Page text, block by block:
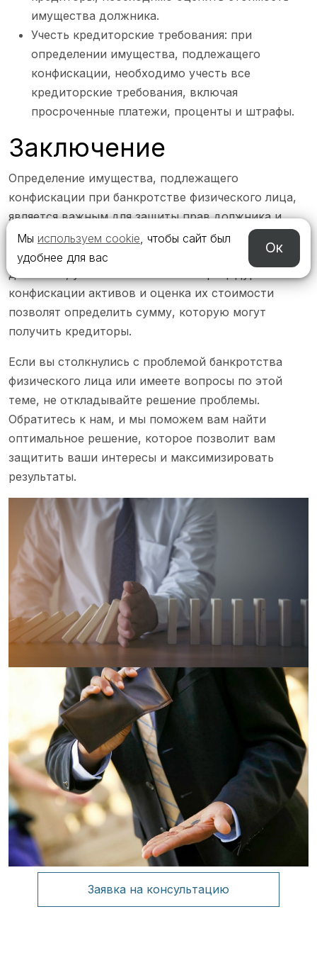
имущества должника.
Учесть кредиторские требования: при
определении имущества, подлежащего
конфискации, необходимо учесть все
кредиторские требования, включая
просроченные платежи, проценты и штрафы.
Заключение
Определение имущества, подлежащего
конфискации при банкротстве физического лица,
является важным для защиты прав должника и
справедливого урегулирования кредиторских
требований. Тщательный анализ имущества
должника, учет исключенных из процедуры
конфискации активов и оценка их стоимости
позволят определить сумму, которую могут
получить кредиторы.
Если вы столкнулись с проблемой банкротства
физического лица или имеете вопросы по этой
теме, не откладывайте решение проблемы.
Обратитесь к нам, и мы поможем вам найти
оптимальное решение, которое позволит вам
защитить ваши интересы и максимизировать
результаты.
Заявка на консультацию
Мы используем cookie , чтобы сайт был
удобнее для вас
Ок